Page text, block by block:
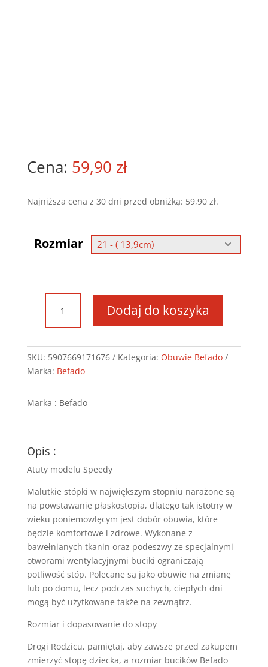
59,90 zł
Najniższa cena z 30 dni przed obniżką: 59,90 zł.
Rozmiar
ilość
Obuwie
Befado
Speedy
-
Dodaj do koszyka
SKU: 5907669171676 Kategoria: Obuwie Befado
Marka: Befado
Marka : Befado
Opis :
Atuty modelu Speedy
Malutkie stópki w największym stopniu narażone są
na powstawanie płaskostopia, dlatego tak istotny w
wieku poniemowlęcym jest dobór obuwia, które
będzie komfortowe i zdrowe. Wykonane z
bawełnianych tkanin oraz podeszwy ze specjalnymi
otworami wentylacyjnymi buciki ograniczają
potliwość stóp. Polecane są jako obuwie na zmianę
lub po domu, lecz podczas suchych, ciepłych dni
mogą być użytkowane także na zewnątrz.
Rozmiar i dopasowanie do stopy
Drogi Rodzicu, pamiętaj, aby zawsze przed zakupem
zmierzyć stopę dziecka, a rozmiar bucików Befado